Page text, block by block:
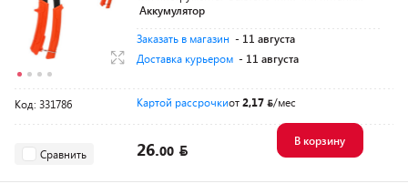
Аккумулятор
Заказать в магазин - 11 августа
Доставка курьером - 11 августа
Код: 331786 Картой рассрочкиот2,17 /мес
Сравнить 26.00
В корзину